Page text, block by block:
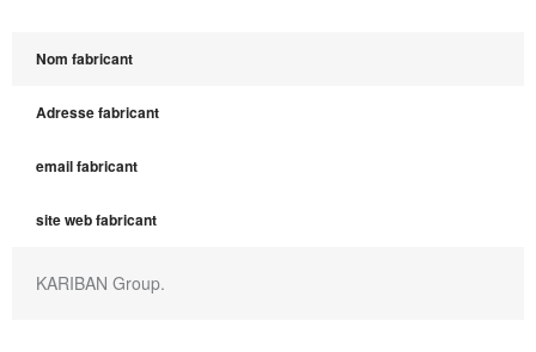
Nom fabricant
Adresse fabricant
email fabricant
site web fabricant
KARIBAN Group.